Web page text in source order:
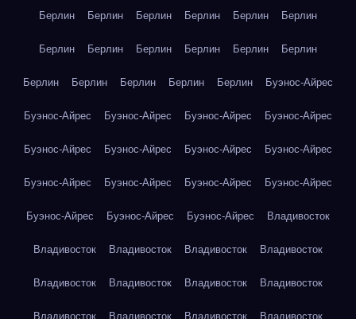
Берлин Берлин Берлин Берлин Берлин Берлин
Берлин Берлин Берлин Берлин Берлин Берлин
Берлин Берлин Берлин Берлин Берлин Буэнос-Айрес
Буэнос-Айрес Буэнос-Айрес Буэнос-Айрес Буэнос-Айрес
Буэнос-Айрес Буэнос-Айрес Буэнос-Айрес Буэнос-Айрес
Буэнос-Айрес Буэнос-Айрес Буэнос-Айрес Буэнос-Айрес
Буэнос-Айрес Буэнос-Айрес Буэнос-Айрес Владивосток
Владивосток Владивосток Владивосток Владивосток
Владивосток Владивосток Владивосток Владивосток
Владивосток Владивосток Владивосток Владивосток